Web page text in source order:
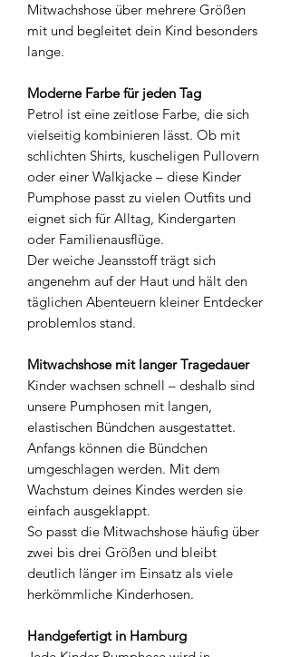
Mitwachshose über mehrere Größen
mit und begleitet dein Kind besonders
lange.
Moderne Farbe für jeden Tag
Petrol ist eine zeitlose Farbe, die sich
vielseitig kombinieren lässt. Ob mit
schlichten Shirts, kuscheligen Pullovern
oder einer Walkjacke – diese Kinder
Pumphose passt zu vielen Outfits und
eignet sich für Alltag, Kindergarten
oder Familienausflüge.
Der weiche Jeansstoff trägt sich
angenehm auf der Haut und hält den
täglichen Abenteuern kleiner Entdecker
problemlos stand.
Mitwachshose mit langer Tragedauer
Kinder wachsen schnell – deshalb sind
unsere Pumphosen mit langen,
elastischen Bündchen ausgestattet.
Anfangs können die Bündchen
umgeschlagen werden. Mit dem
Wachstum deines Kindes werden sie
einfach ausgeklappt.
So passt die Mitwachshose häufig über
zwei bis drei Größen und bleibt
deutlich länger im Einsatz als viele
herkömmliche Kinderhosen.
Handgefertigt in Hamburg